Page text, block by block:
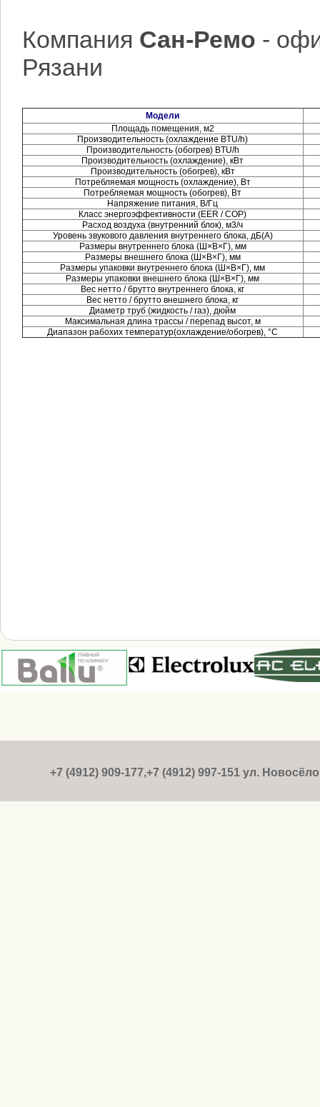
Компания Сан-Ремо -
Рязани
Модели
Площадь помещения, м2
Производительность (охлаждение BTU/h)
Производительность (обогрев) BTU/h
Производительность (охлаждение), кВт
Производительность (обогрев), кВт
Потребляемая мощность (охлаждение), Вт
Потребляемая мощность (обогрев), Вт
Напряжение питания, В/Гц
Класс энергоэффективности (EER / COP)
Расход воздуха (внутренний блок), м3/ч
Уровень звукового давления внутреннего блока, дБ(А)
Размеры внутреннего блока (Ш×В×Г), мм
Размеры внешнего блока (Ш×В×Г), мм
Размеры упаковки внутреннего блока (Ш×В×Г), мм
Размеры упаковки внешнего блока (Ш×В×Г), мм
Вес нетто / брутто внутреннего блока, кг
Вес нетто / брутто внешнего блока, кг
Диаметр труб (жидкость / газ), дюйм
Максимальная длина трассы / перепад высот, м
Диапазон рабохих температур(охлаждение/обогрев), °C
+7 (4912) 909-177,+7 (4912) 997-151 ул.